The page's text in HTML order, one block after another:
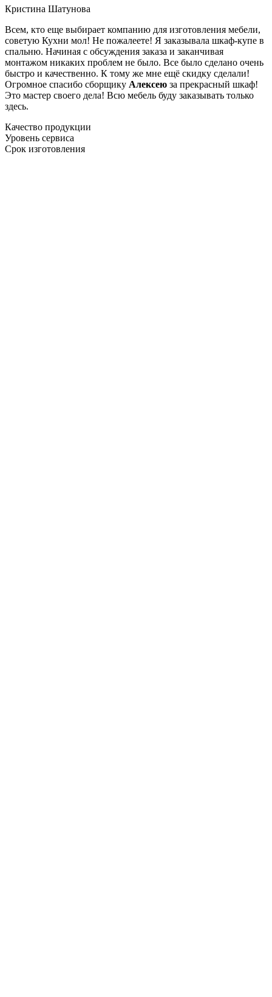
Кристина Шатунова
Всем, кто еще выбирает компанию для изготовления мебели,
советую Кухни мол! Не пожалеете! Я заказывала шкаф-купе в
спальню. Начиная с обсуждения заказа и заканчивая
монтажом никаких проблем не было. Все было сделано очень
быстро и качественно. К тому же мне ещё скидку сделали!
Огромное спасибо сборщику Алексею за прекрасный шкаф!
Это мастер своего дела! Всю мебель буду заказывать только
здесь.
Качество продукции
Уровень сервиса
Срок изготовления